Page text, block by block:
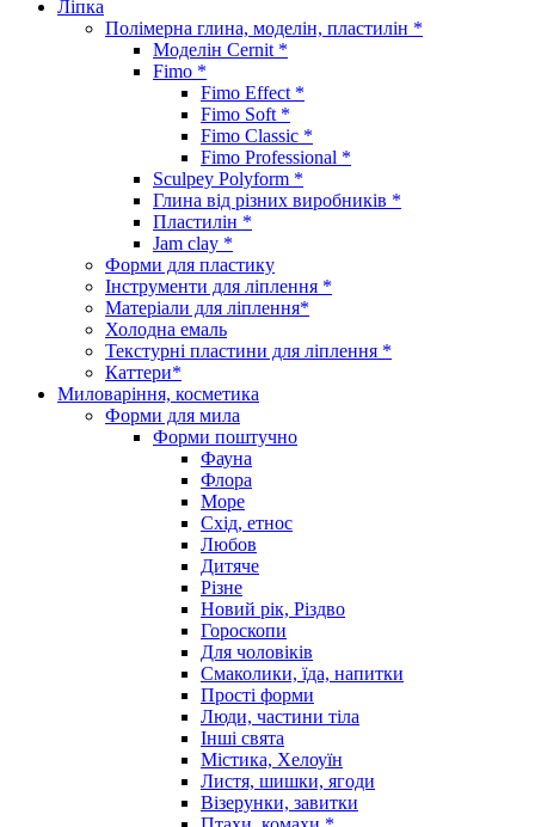
Ліпка
Полімерна глина, моделін, пластилін *
Моделін Cernit *
Fimo *
Fimo Effect *
Fimo Soft *
Fimo Classic *
Fimo Professional *
Sculpey Polyform *
Глина від різних виробників *
Пластилін *
Jam clay *
Форми для пластику
Інструменти для ліплення *
Матеріали для ліплення*
Холодна емаль
Текстурні пластини для ліплення *
Каттери*
Миловаріння, косметика
Форми для мила
Форми поштучно
Фауна
Флора
Море
Схід, етнос
Любов
Дитяче
Різне
Новий рік, Різдво
Гороскопи
Для чоловіків
Смаколики, їда, напитки
Прості форми
Люди, частини тіла
Інші свята
Містика, Хелоуїн
Листя, шишки, ягоди
Візерунки, завитки